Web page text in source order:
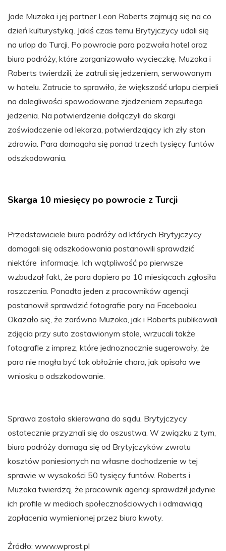
Jade Muzoka i jej partner Leon Roberts zajmują się na co
dzień kulturystyką. Jakiś czas temu Brytyjczycy udali się
na urlop do Turcji. Po powrocie para pozwała hotel oraz
biuro podróży, które zorganizowało wycieczkę. Muzoka i
Roberts twierdzili, że zatruli się jedzeniem, serwowanym
w hotelu. Zatrucie to sprawiło, że większość urlopu cierpieli
na dolegliwości spowodowane zjedzeniem zepsutego
jedzenia. Na potwierdzenie dołączyli do skargi
zaświadczenie od lekarza, potwierdzający ich zły stan
zdrowia. Para domagała się ponad trzech tysięcy funtów
odszkodowania.
Skarga 10 miesięcy po powrocie z Turcji
Przedstawiciele biura podróży od których Brytyjczycy
domagali się odszkodowania postanowili sprawdzić
niektóre informacje. Ich wątpliwość po pierwsze
wzbudzał fakt, że para dopiero po 10 miesiącach zgłosiła
roszczenia. Ponadto jeden z pracowników agencji
postanowił sprawdzić fotografie pary na Facebooku.
Okazało się, że zarówno Muzoka, jak i Roberts publikowali
zdjęcia przy suto zastawionym stole, wrzucali także
fotografie z imprez, które jednoznacznie sugerowały, że
para nie mogła być tak obłożnie chora, jak opisała we
wniosku o odszkodowanie.
Sprawa została skierowana do sądu. Brytyjczycy
ostatecznie przyznali się do oszustwa. W związku z tym,
biuro podróży domaga się od Brytyjczyków zwrotu
kosztów poniesionych na własne dochodzenie w tej
sprawie w wysokości 50 tysięcy funtów. Roberts i
Muzoka twierdzą, że pracownik agencji sprawdził jedynie
ich profile w mediach społecznościowych i odmawiają
zapłacenia wymienionej przez biuro kwoty.
Źródło: www.wprost.pl